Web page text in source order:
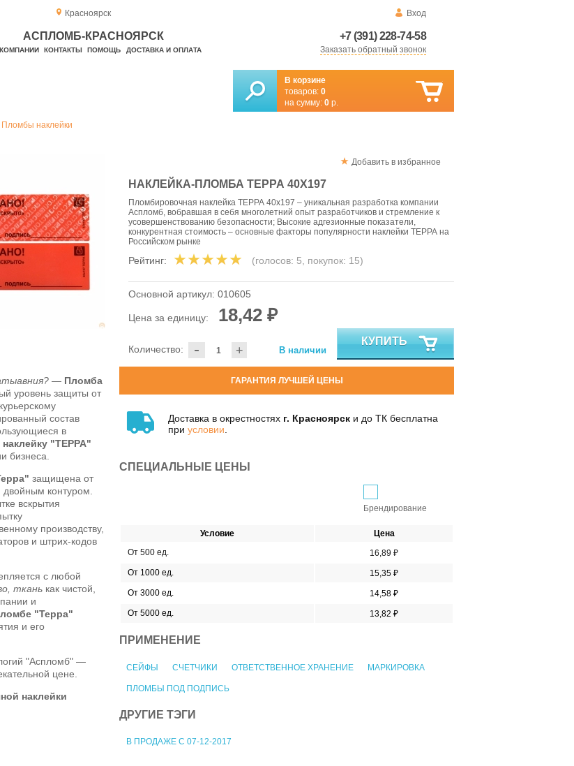
Красноярск Вход
+7 (391) 228-74-58
Заказать обратный звонок
АСПЛОМБ-КРАСНОЯРСК
КОНТАКТЫ ПОМОЩЬ ДОСТАВКА И ОПЛАТА
В корзине
товаров: 0
на сумму: 0 р.
Пломбы наклейки
Добавить в избранное
НАКЛЕЙКА-ПЛОМБА ТЕРРА 40Х197
Пломбировочная наклейка ТЕРРА 40х197 – уникальная разработка компании
Аспломб, вобравшая в себя многолетний опыт разработчиков и стремление к
усовершенствованию безопасности; Высокие адгезионные показатели,
конкурентная стоимость – основные факторы популярности наклейки ТЕРРА на
Российском рынке
Рейтинг: (голосов: 5, покупок: 15)
Основной артикул: 010605
Цена за единицу: 18,42 ₽
- +
Количество: В наличии
КУПИТЬ
ГАРАНТИЯ ЛУЧШЕЙ ЦЕНЫ
Доставка в окрестностях г. Красноярск и до ТК бесплатна
при условии
СПЕЦИАЛЬНЫЕ ЦЕНЫ
Брендирование
Условие
Цена
От 500 ед.
16,89 ₽
От 1000 ед.
15,35 ₽
От 3000 ед.
14,58 ₽
От 5000 ед.
13,82 ₽
ПРИМЕНЕНИЕ
СЕЙФЫ СЧЕТЧИКИ ОТВЕТСТВЕННОЕ ХРАНЕНИЕ МАРКИРОВКА
ПЛОМБЫ ПОД ПОДПИСЬ
ДРУГИЕ ТЭГИ
В ПРОДАЖЕ С 07-12-2017
— Пломба
уровень защиты от
состав
в
"ТЕРРА"
бизнеса.
защищена от
контуром.
вскрытия
производству,
и штрих-кодов
с любой
ткань как чистой,
и
"Терра"
и его
"Аспломб" —
цене.
наклейки